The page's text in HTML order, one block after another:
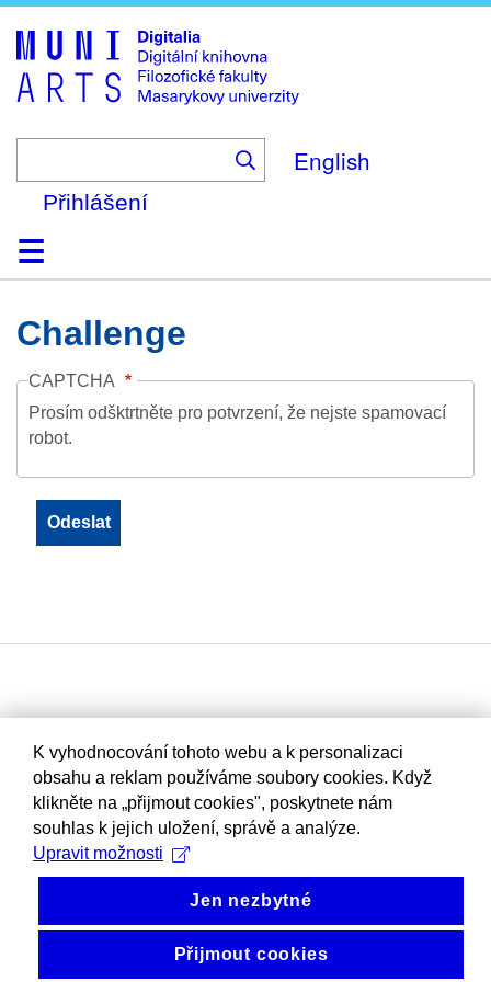
to
main
content
English
Přihlášení
DomůKolekce
Prohlížení
Vyhledávání
O platformě
Nápověda
KontaktDigitalia
Challenge
CAPTCHA
Prosím odšktrtněte pro potvrzení, že nejste spamovací
robot.
K vyhodnocování tohoto webu a k personalizaci
obsahu a reklam používáme soubory cookies. Když
klikněte na „přijmout cookies", poskytnete nám
souhlas k jejich uložení, správě a analýze.
Upravit možnosti
Jen nezbytné
Přijmout cookies